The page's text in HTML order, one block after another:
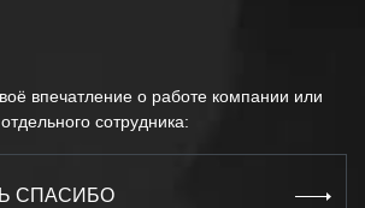
впечатление о работе компании или
отдельного сотрудника:
СПАСИБО